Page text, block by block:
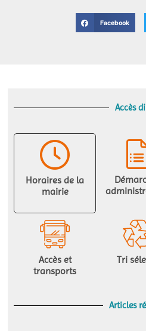
Facebook
Accès
Horaires de la
mairie
Accès et
transports
Tri
Articles